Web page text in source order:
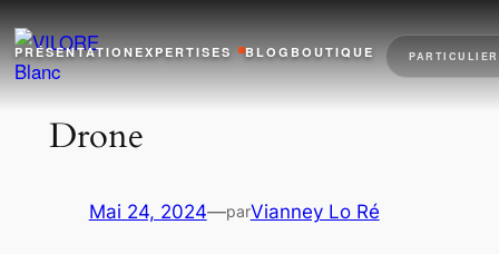
Aller
au
contenu
PRÉSENTATION EXPERTISES BLOG BOUTIQUE PARTICULIER
Drone
Mai 24, 2024—parVianney Lo Ré